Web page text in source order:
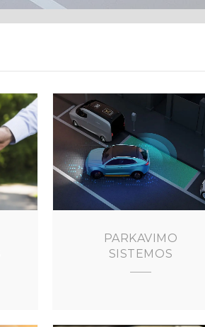
PARKAVIMO
SISTEMOS